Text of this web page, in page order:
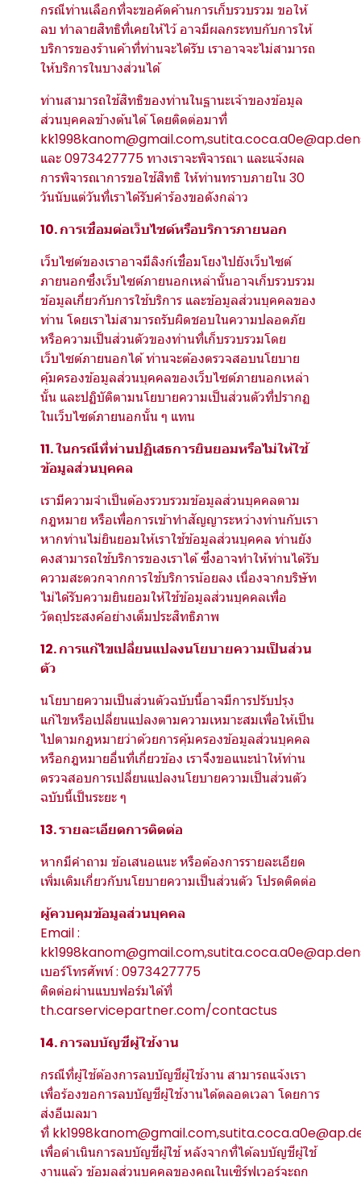
กรณีท่านเลือกที่จะขอคัดค้านการเก็บรวบรวม ขอให้
ลบ ทำลายสิทธิที่เคยให้ไว้ อาจมีผลกระทบกับการให้
บริการของร้านค้าที่ท่านจะได้รับ เราอาจจะไม่สามารถ
ให้บริการในบางส่วนได้
ท่านสามารถใช้สิทธิของท่านในฐานะเจ้าของข้อมูล
ส่วนบุคคลข้างต้นได้ โดยติดต่อมาที่
และ 0973427775 ทางเราจะพิจารณา และแจ้งผล
การพิจารณาการขอใช้สิทธิ ให้ท่านทราบภายใน 30
วันนับแต่วันที่เราได้รับคำร้องขอดังกล่าว
10. การเชื่อมต่อเว็บไซต์หรือบริการภายนอก
เว็บไซต์ของเราอาจมีลิงก์เชื่อมโยงไปยังเว็บไซต์
ภายนอกซึ่งเว็บไซต์ภายนอกเหล่านั้นอาจเก็บรวบรวม
ข้อมูลเกี่ยวกับการใช้บริการ และข้อมูลส่วนบุคคลของ
ท่าน โดยเราไม่สามารถรับผิดชอบในความปลอดภัย
หรือความเป็นส่วนตัวของท่านที่เก็บรวบรวมโดย
เว็บไซต์ภายนอกได้ ท่านจะต้องตรวจสอบนโยบาย
คุ้มครองข้อมูลส่วนบุคคลของเว็บไซต์ภายนอกเหล่า
นั้น และปฏิบัติตามนโยบายความเป็นส่วนตัวที่ปรากฏ
ในเว็บไซต์ภายนอกนั้น ๆ แทน
11. ในกรณีที่ท่านปฏิเสธการยินยอมหรือไม่ให้ใช้
ข้อมูลส่วนบุคคล
เรามีความจำเป็นต้องรวบรวมข้อมูลส่วนบุคคลตาม
กฎหมาย หรือเพื่อการเข้าทำสัญญาระหว่างท่านกับเรา
หากท่านไม่ยินยอมให้เราใช้ข้อมูลส่วนบุคคล ท่านยัง
คงสามารถใช้บริการของเราได้ ซึ่งอาจทำให้ท่านได้รับ
ความสะดวกจากการใช้บริการน้อยลง เนื่องจากบริษัท
ไม่ได้รับความยินยอมให้ใช้ข้อมูลส่วนบุคคลเพื่อ
วัตถุประสงค์อย่างเต็มประสิทธิภาพ
12. การแก้ไขเปลี่ยนแปลงนโยบายความเป็นส่วน
ตัว
นโยบายความเป็นส่วนตัวฉบับนี้อาจมีการปรับปรุง
แก้ไขหรือเปลี่ยนแปลงตามความเหมาะสมเพื่อให้เป็น
ไปตามกฎหมายว่าด้วยการคุ้มครองข้อมูลส่วนบุคคล
หรือกฎหมายอื่นที่เกี่ยวข้อง เราจึงขอแนะนำให้ท่าน
ตรวจสอบการเปลี่ยนแปลงนโยบายความเป็นส่วนตัว
ฉบับนี้เป็นระยะ ๆ
13. รายละเอียดการติดต่อ
หากมีคำถาม ข้อเสนอแนะ หรือต้องการรายละเอียด
เพิ่มเติมเกี่ยวกับนโยบายความเป็นส่วนตัว โปรดติดต่อ
ผู้ควบคุมข้อมูลส่วนบุคคล
Email :
เบอร์โทรศัพท์ : 0973427775
ติดต่อผ่านแบบฟอร์มได้ที่
th.carservicepartner.com/contactus
14. การลบบัญชีผู้ใช้งาน
กรณีที่ผู้ใช้ต้องการลบบัญชีผู้ใช้งาน สามารถแจ้งเรา
เพื่อร้องขอการลบบัญชีผู้ใช้งานได้ตลอดเวลา โดยการ
ส่งอีเมลมา
ที่
เพื่อดำเนินการลบบัญชีผู้ใช้ หลังจากที่ได้ลบบัญชีผู้ใช้
งานแล้ว ข้อมูลส่วนบุคคลของคุณในเซิร์ฟเวอร์จะถูก